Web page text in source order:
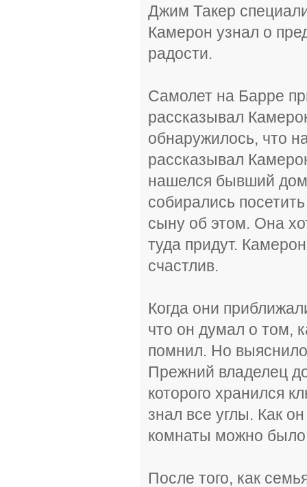
Джим Такер
Камерон узнал о
радости.
Самолет на Барре
рассказывал
обнаружилось, что
рассказывал
нашелся бывший
собирались
сыну об этом. Она
туда придут.
счастлив.
Когда они
что он думал о том,
помнил. Но
Прежний владелец
которого хранился
знал все углы. Как
комнаты можно
После того, как